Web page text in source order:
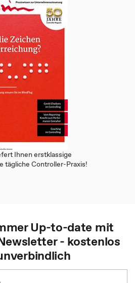
Ihnen erstklassige
tägliche Controller-Praxis!
Up-to-date mit
- kostenlos